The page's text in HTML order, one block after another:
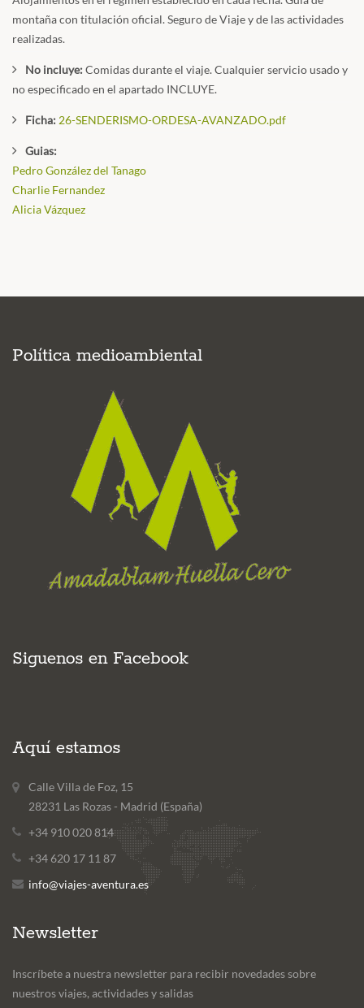
montaña con titulación oficial. Seguro de Viaje y de las actividades
realizadas.
No incluye:Comidas durante el viaje. Cualquier servicio usado y
no especificado en el apartado INCLUYE.
Ficha: 26-SENDERISMO-ORDESA-AVANZADO.pdf
Guias:
Pedro González del Tanago
Charlie Fernandez
Alicia Vázquez
Política medioambiental
Siguenos en Facebook
Aquí estamos
Calle Villa de Foz, 15
28231 Las Rozas - Madrid (España)
+34 910 020 814
+34 620 17 11 87
info@viajes-aventura.es
Newsletter
Inscríbete a nuestra newsletter para recibir novedades sobre
nuestros viajes, actividades y salidas